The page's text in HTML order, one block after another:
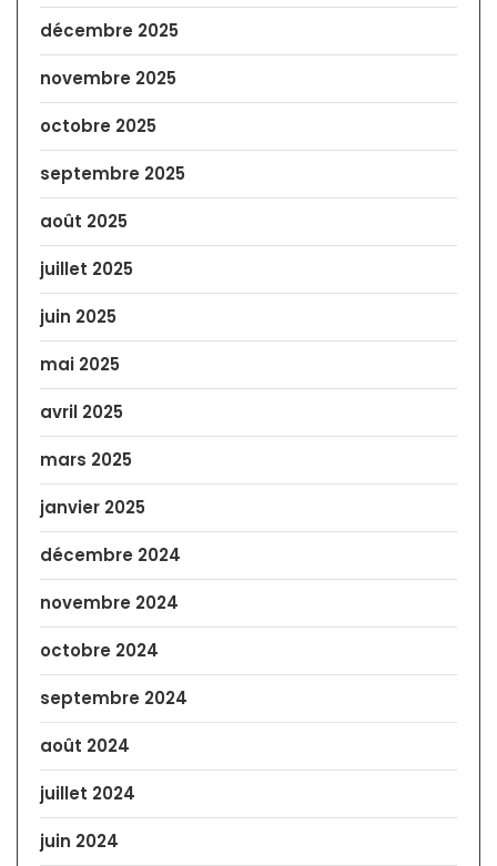
décembre 2025
novembre 2025
octobre 2025
septembre 2025
août 2025
juillet 2025
juin 2025
mai 2025
avril 2025
mars 2025
janvier 2025
décembre 2024
novembre 2024
octobre 2024
septembre 2024
août 2024
juillet 2024
juin 2024